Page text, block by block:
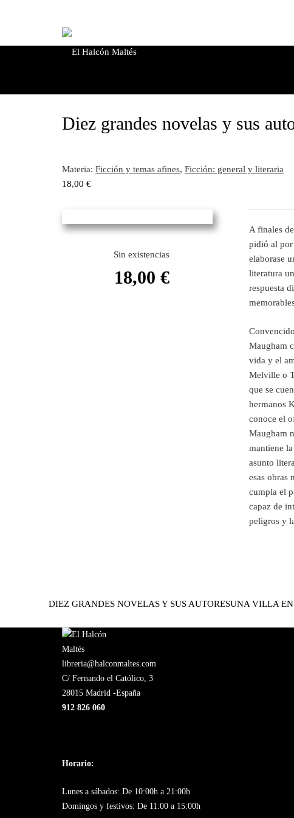
Diez grandes novelas y sus
Materia: Ficción y temas afines, Ficción: general y literaria
18,00 €
Sin existencias
18,00 €
A finales
pidió al por
elaborase
literatura
respuesta
Maugham
vida y el
Melville o
que se
hermanos
conoce el
Maugham
mantiene
asunto
esas obras
cumpla el
capaz de
peligros y
DIEZ GRANDES NOVELAS Y SUS AUTORESUNA VILLA
libreria@halconmaltes.com
C/ Fernando el Católico, 3
28015 Madrid -España
912 826 060
Horario:
Lunes a sábados: De 10:00h a 21:00h
Domingos y festivos: De 11:00 a 15:00h